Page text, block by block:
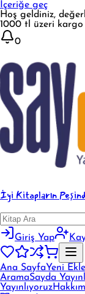
İçeriğe geç
Hoş geldiniz,
1000 tl üzeri kargo
0
İyi Kitapların
Giriş Yap
Ana SayfaYeni
AramaSayda
Yayınlıyoruz